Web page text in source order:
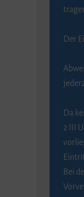
Der
Da
2 III
Bei